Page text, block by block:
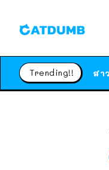
Trending!!